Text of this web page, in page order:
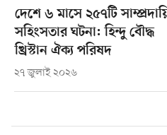
দেশে ৬ মাসে ২৫৭টি
সহিংসতার ঘটনা: হিন্দু বৌদ্ধ
খ্রিস্টান ঐক্য পরিষদ
২৭ জুলাই ২০২৬